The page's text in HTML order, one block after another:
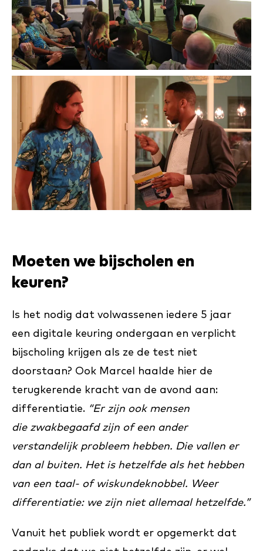
Moeten we bijscholen en
keuren?
Is het nodig dat volwassenen iedere 5 jaar
een digitale keuring ondergaan en verplicht
bijscholing krijgen als ze de test niet
doorstaan? Ook Marcel haalde hier de
terugkerende kracht van de avond aan:
differentiatie. “Er zijn ook mensen
die zwakbegaafd zijn of een ander
verstandelijk probleem hebben. Die vallen er
dan al buiten. Het is hetzelfde als het hebben
van een taal- of wiskundeknobbel. Weer
differentiatie: we zijn niet allemaal hetzelfde.”
Vanuit het publiek wordt er opgemerkt dat